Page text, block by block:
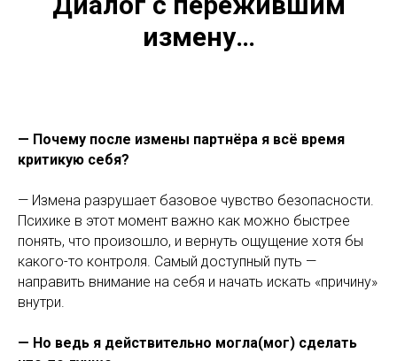
измену…
— Почему после измены партнёра я всё время
критикую себя?
— Измена разрушает базовое чувство безопасности.
Психике в этот момент важно как можно быстрее
понять, что произошло, и вернуть ощущение хотя бы
какого-то контроля. Самый доступный путь —
направить внимание на себя и начать искать «причину»
внутри.
— Но ведь я действительно могла(мог) сделать